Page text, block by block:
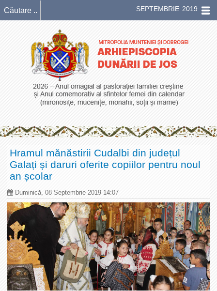
SEPTEMBRIE 2019
Hramul mănăstirii Cudalbi din județul
Galați și daruri oferite copiilor pentru noul
an școlar
Duminică, 08 Septembrie 2019 14:07